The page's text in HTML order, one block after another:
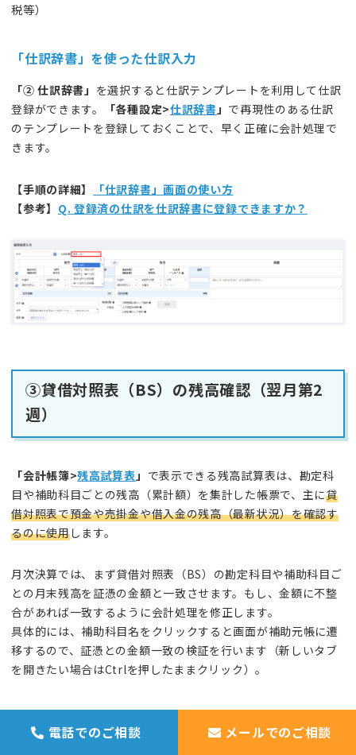
税等）
「仕訳辞書」を使った仕訳入力
「② 仕訳辞書」 を選択すると仕訳テンプレートを利用して仕訳
登録ができます。
「各種設定>仕訳辞書」 で再現性のある仕訳
のテンプレートを登録しておくことで、早く正確に会計処理で
きます。
【手順の詳細】
「仕訳辞書」画面の使い方
【参考】 Q. 登録済の仕訳を仕訳辞書に登録できますか？
③貸借対照表（BS）の残高確認（翌月第2
週）
「会計帳簿>残高試算表」 で表示できる残高試算表は、勘定科
目や補助科目ごとの残高（累計額）を集計した帳票で、主に貸
借対照表で預金や売掛金や借入金の残高（最新状況）を確認す
るのに使用します。
月次決算では、まず貸借対照表（BS）の勘定科目や補助科目ご
との月末残高を証憑の金額と一致させます。もし、金額に不整
合があれば一致するように会計処理を修正します。
具体的には、補助科目名をクリックすると画面が補助元帳に遷
移するので、証憑との金額一致の検証を行います（新しいタブ
を開きたい場合はCtrlを押したままクリック）。
資産科目
電話でのご相談 メールでのご相談